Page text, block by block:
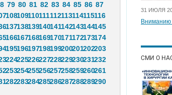
79 80 81 82 83 84 85 86 87
108109110111112113114115116
137138139140141142143144145
166167168169170171172173174
195196197198199200201202203
224225226227228229230231232
253254255256257258259260261
282283284285286287288289290
31 ИЮЛЯ
Вниманию
СМИ О